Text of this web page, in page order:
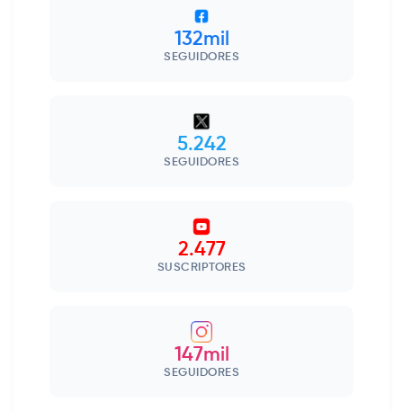
132mil
SEGUIDORES
5.242
SEGUIDORES
2.477
SUSCRIPTORES
147mil
SEGUIDORES